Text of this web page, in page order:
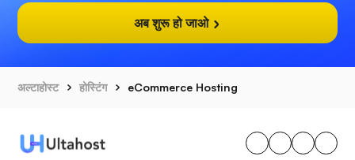
अब शुरू हो जाओ
अल्टाहोस्ट होस्टिंग eCommerce Hosting